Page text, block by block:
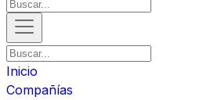
Inicio
Compañías